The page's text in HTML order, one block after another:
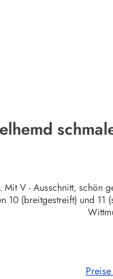
V - Ausschnitt,
10 (breitgestreift) und